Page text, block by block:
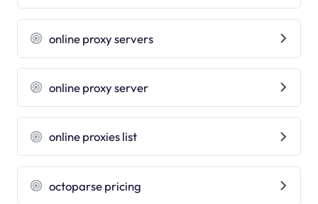
online proxy servers
online proxy server
online proxies list
octoparse pricing